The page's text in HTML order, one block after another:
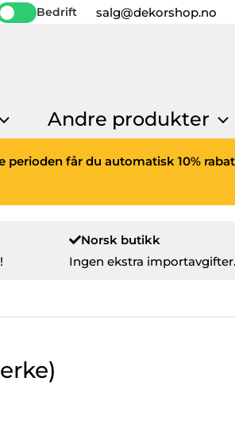
Bedrift salg@dekorshop.no
Andre produkter
får du automatisk 10%
Norsk butikk
Ingen ekstra importavgifter.